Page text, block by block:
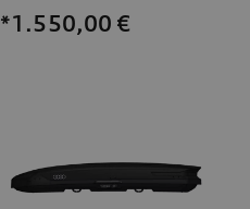
*1.550,00 €